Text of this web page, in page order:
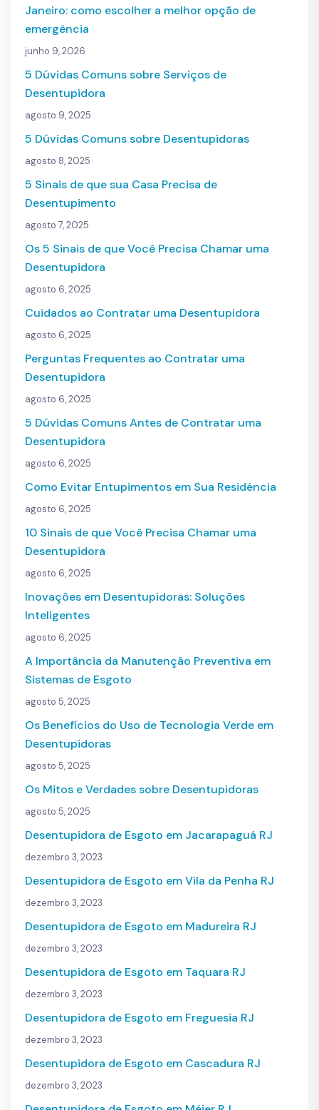
Janeiro: como escolher a melhor opção de
emergência
junho 9, 2026
5 Dúvidas Comuns sobre Serviços de
Desentupidora
agosto 9, 2025
5 Dúvidas Comuns sobre Desentupidoras
agosto 8, 2025
5 Sinais de que sua Casa Precisa de
Desentupimento
agosto 7, 2025
Os 5 Sinais de que Você Precisa Chamar uma
Desentupidora
agosto 6, 2025
Cuidados ao Contratar uma Desentupidora
agosto 6, 2025
Perguntas Frequentes ao Contratar uma
Desentupidora
agosto 6, 2025
5 Dúvidas Comuns Antes de Contratar uma
Desentupidora
agosto 6, 2025
Como Evitar Entupimentos em Sua Residência
agosto 6, 2025
10 Sinais de que Você Precisa Chamar uma
Desentupidora
agosto 6, 2025
Inovações em Desentupidoras: Soluções
Inteligentes
agosto 6, 2025
A Importância da Manutenção Preventiva em
Sistemas de Esgoto
agosto 5, 2025
Os Benefícios do Uso de Tecnologia Verde em
Desentupidoras
agosto 5, 2025
Os Mitos e Verdades sobre Desentupidoras
agosto 5, 2025
Desentupidora de Esgoto em Jacarapaguá RJ
dezembro 3, 2023
Desentupidora de Esgoto em Vila da Penha RJ
dezembro 3, 2023
Desentupidora de Esgoto em Madureira RJ
dezembro 3, 2023
Desentupidora de Esgoto em Taquara RJ
dezembro 3, 2023
Desentupidora de Esgoto em Freguesia RJ
dezembro 3, 2023
Desentupidora de Esgoto em Cascadura RJ
dezembro 3, 2023